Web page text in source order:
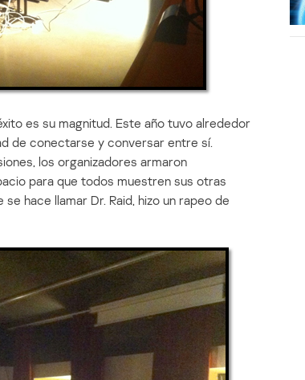
es su magnitud. Este año tuvo alrededor
de conectarse y conversar entre sí.
los organizadores armaron
para que todos muestren sus otras
hace llamar Dr. Raid, hizo un rapeo de